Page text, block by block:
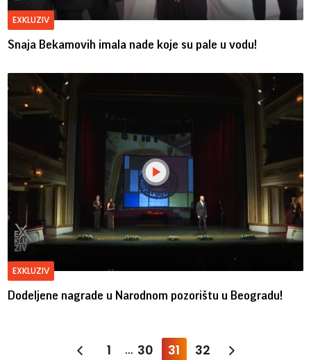
EXKLUZIV
Snaja Bekamovih imala nade koje su pale u vodu!
EXKLUZIV
Dodeljene nagrade u Narodnom pozorištu u Beogradu!
1 ... 30 31 32